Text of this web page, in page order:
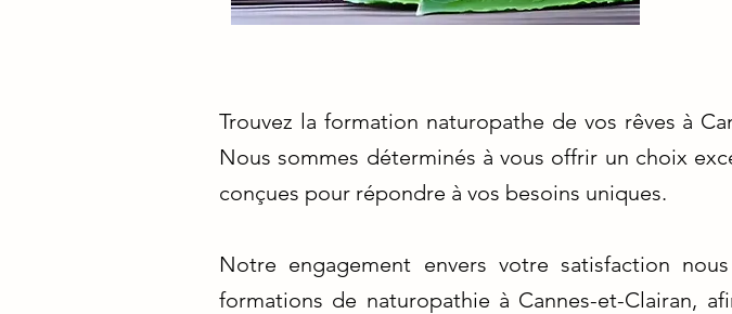
Trouvez la formation naturopathe de vos rêves à
Nous sommes déterminés à vous offrir un choix
conçues pour répondre à vos besoins uniques.
Notre engagement envers votre satisfaction
formations de naturopathie à Cannes-et-Clairan,